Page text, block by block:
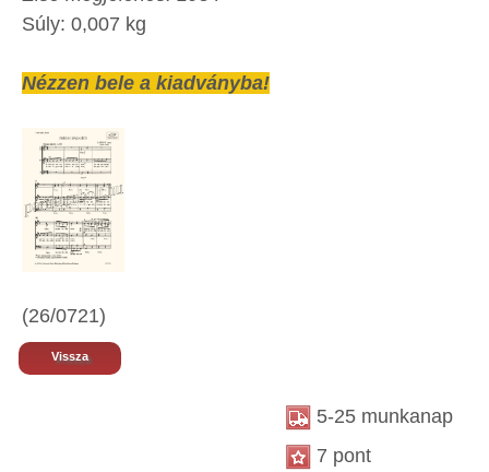
Súly: 0,007 kg
Nézzen bele a kiadványba!
(26/0721)
Vissza
5-25 munkanap
7 pont